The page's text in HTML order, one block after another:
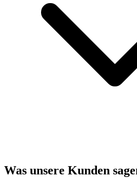
Was unsere Kunden